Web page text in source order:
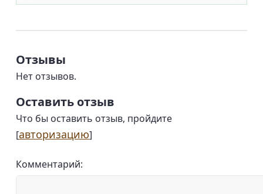
Отзывы
Нет отзывов.
Оставить отзыв
Что бы оставить отзыв, пройдите
[авторизацию]
Комментарий: